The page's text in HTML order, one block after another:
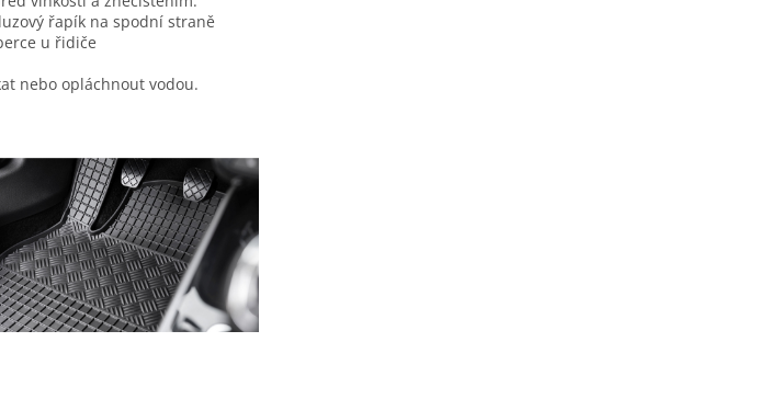
řapík na spodní straně
u řidiče
nebo opláchnout vodou.